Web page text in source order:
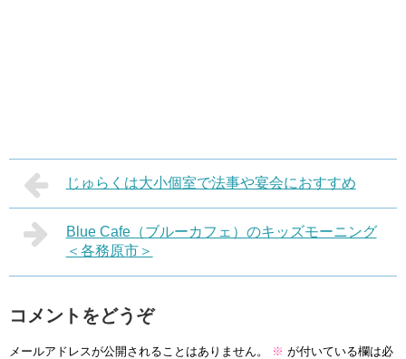
じゅらくは大小個室で法事や宴会におすすめ
Blue Cafe（ブルーカフェ）のキッズモーニング
＜各務原市＞
コメントをどうぞ
メールアドレスが公開されることはありません。 ※ が付いている欄は必